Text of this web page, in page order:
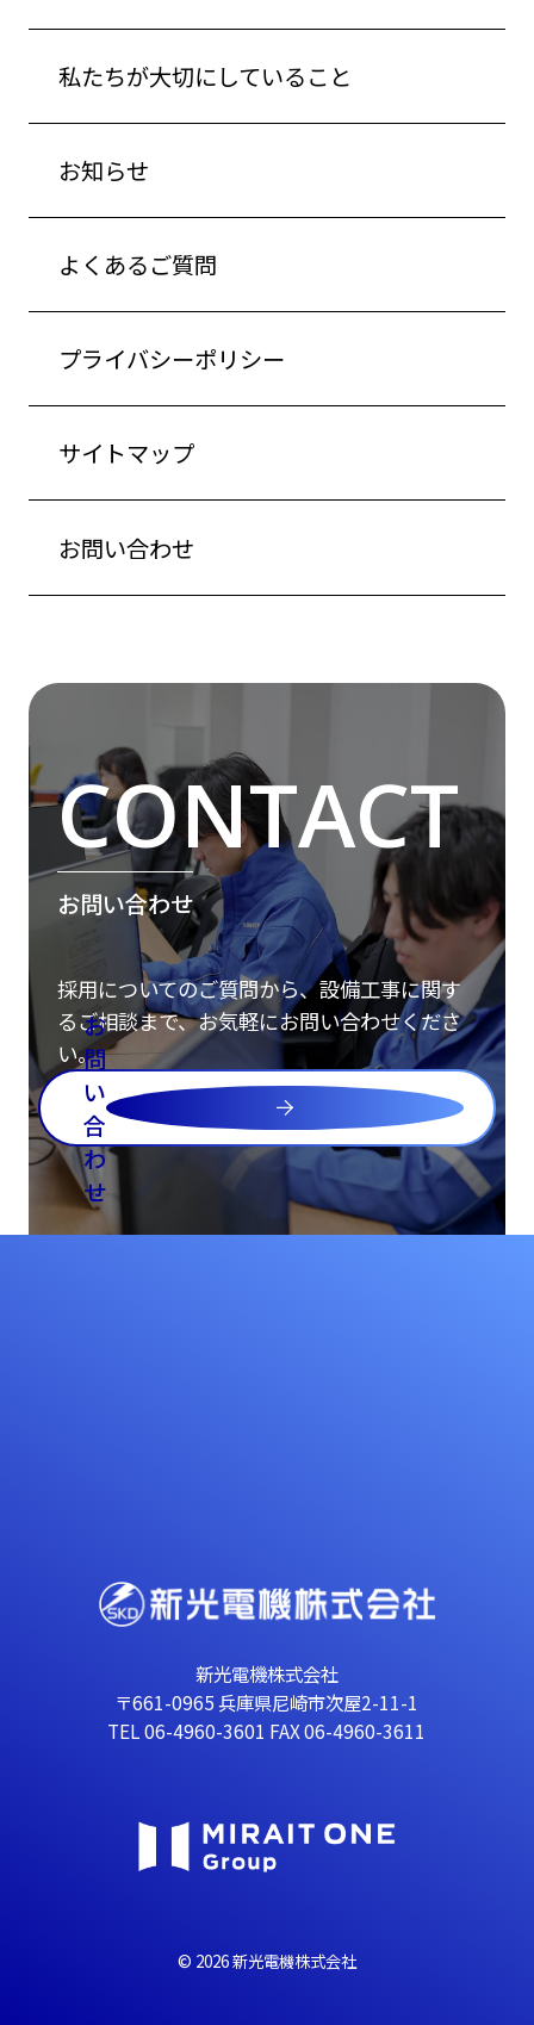
私たちが大切にしていること
お知らせ
よくあるご質問
プライバシーポリシー
サイトマップ
お問い合わせ
お問い合わせ
採用についてのご質問から、設備工事に関す
るご相談まで、お気軽にお問い合わせくださ
い。
お
問
い
合
わ
せ
新光電機株式会社
〒661-0965 兵庫県尼崎市次屋2-11-1
TEL 06-4960-3601 FAX 06-4960-3611
© 2026 新光電機株式会社